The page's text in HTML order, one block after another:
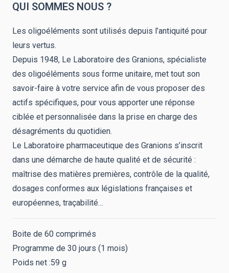
QUI SOMMES NOUS ?
Les oligoéléments sont utilisés depuis l’antiquité pour
leurs vertus.
Depuis 1948, Le Laboratoire des Granions, spécialiste
des oligoéléments sous forme unitaire, met tout son
savoir-faire à votre service afin de vous proposer des
actifs spécifiques, pour vous apporter une réponse
ciblée et personnalisée dans la prise en charge des
désagréments du quotidien.
Le Laboratoire pharmaceutique des Granions s’inscrit
dans une démarche de haute qualité et de sécurité :
maîtrise des matières premières, contrôle de la qualité,
dosages conformes aux législations françaises et
européennes, traçabilité…
Boite de 60 comprimés
Programme de 30 jours (1 mois)
Poids net :59 g